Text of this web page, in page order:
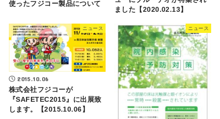
使ったフジコー製品について
ました【2020.02.13】
ニュース
2015.10.06
株式会社フジコーが
『SAFETEC2015』に出展致
します。【2015.10.06】
ニュース